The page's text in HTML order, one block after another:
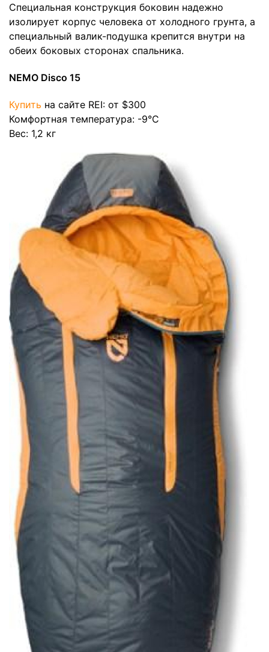
Специальная конструкция боковин надежно
изолирует корпус человека от холодного грунта, а
специальный валик-подушка крепится внутри на
обеих боковых сторонах спальника.
NEMO Disco 15
Купить на сайте REI: от $300
Комфортная температура: -9°C
Вес: 1,2 кг